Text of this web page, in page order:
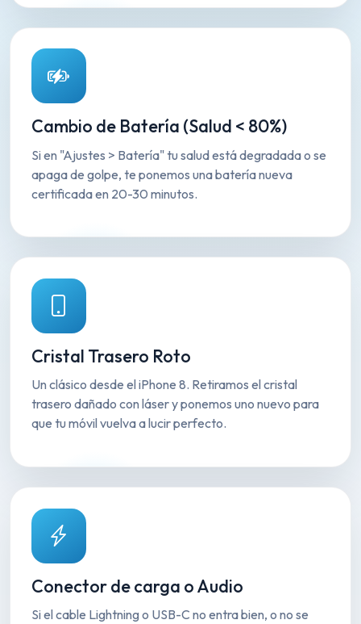
Cambio de Batería (Salud < 80%)
Si en "Ajustes > Batería" tu salud está degradada o se
apaga de golpe, te ponemos una batería nueva
certificada en 20-30 minutos.
Cristal Trasero Roto
Un clásico desde el iPhone 8. Retiramos el cristal
trasero dañado con láser y ponemos uno nuevo para
que tu móvil vuelva a lucir perfecto.
Conector de carga o Audio
Si el cable Lightning o USB-C no entra bien, o no se